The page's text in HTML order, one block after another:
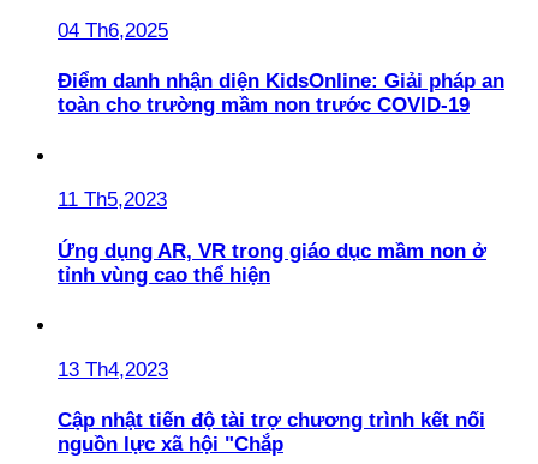
04 Th6,2025
Điểm danh nhận diện KidsOnline: Giải pháp an
toàn cho trường mầm non trước COVID-19
11 Th5,2023
Ứng dụng AR, VR trong giáo dục mầm non ở
tỉnh vùng cao thể hiện
13 Th4,2023
Cập nhật tiến độ tài trợ chương trình kết nối
nguồn lực xã hội "Chắp